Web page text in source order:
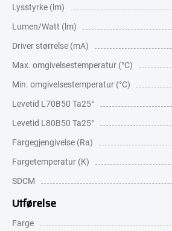
Lysstyrke (lm)
Lumen/Watt (lm)
Driver størrelse (mA)
Max. omgivelsestemperatur (°C)
Min. omgivelsestemperatur (°C)
Levetid L70B50 Ta25°
Levetid L80B50 Ta25°
Fargegjengivelse (Ra)
Fargetemperatur (K)
SDCM
Utførelse
Farge